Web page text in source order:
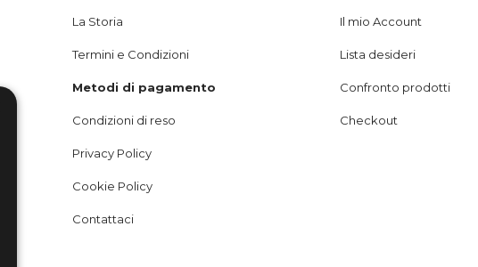
La Storia
Termini e Condizioni
Metodi di pagamento
Condizioni di reso
Privacy Policy
Cookie Policy
Contattaci
Il mio Account
Lista desideri
Confronto prodotti
Checkout